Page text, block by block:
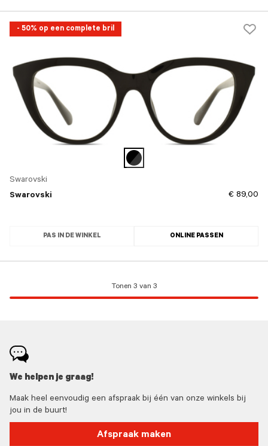
- 50% op een complete bril
Swarovski
Swarovski
€ 89,00
PAS IN DE WINKEL ONLINE PASSEN
Tonen 3 van 3
We helpen je graag!
Maak heel eenvoudig een afspraak bij één van onze winkels bij
jou in de buurt!
Afspraak maken